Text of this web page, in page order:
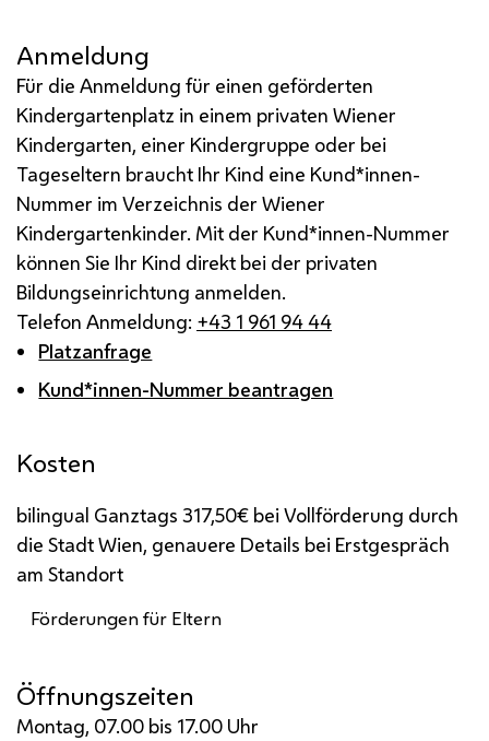
Anmeldung
Für die Anmeldung für einen geförderten
Kindergartenplatz in einem privaten Wiener
Kindergarten, einer Kindergruppe oder bei
Tageseltern braucht Ihr Kind eine Kund*innen-
Nummer im Verzeichnis der Wiener
Kindergartenkinder. Mit der Kund*innen-Nummer
können Sie Ihr Kind direkt bei der privaten
Bildungseinrichtung anmelden.
Telefon Anmeldung: +43 1 961 94 44
Platzanfrage
Kund*innen-Nummer beantragen
Kosten
bilingual Ganztags 317,50€ bei Vollförderung durch
die Stadt Wien, genauere Details bei Erstgespräch
am Standort
Förderungen für Eltern
Öffnungszeiten
Montag, 07.00 bis 17.00 Uhr